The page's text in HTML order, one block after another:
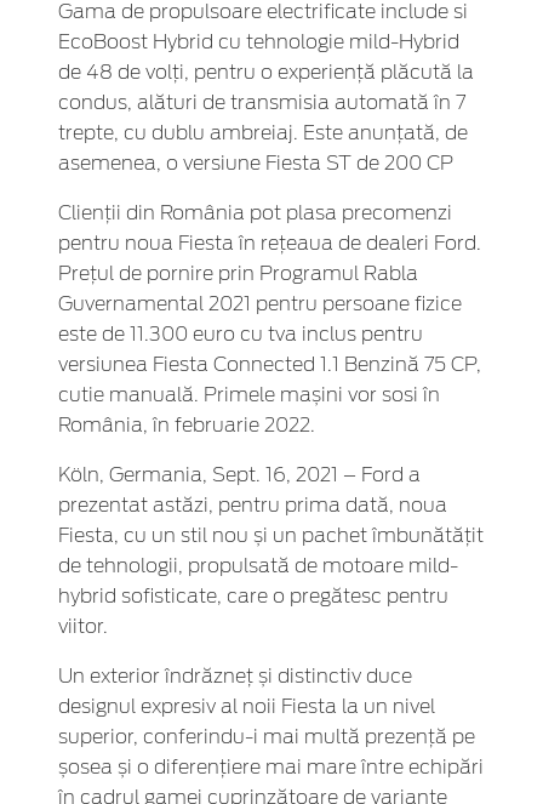
Gama de propulsoare electrificate include si
EcoBoost Hybrid cu tehnologie mild-Hybrid
de 48 de volți, pentru o experiență plăcută la
condus, alături de transmisia automată în 7
trepte, cu dublu ambreiaj. Este anunțată, de
asemenea, o versiune Fiesta ST de 200 CP
Clienții din România pot plasa precomenzi
pentru noua Fiesta în rețeaua de dealeri Ford.
Prețul de pornire prin Programul Rabla
Guvernamental 2021 pentru persoane fizice
este de 11.300 euro cu tva inclus pentru
versiunea Fiesta Connected 1.1 Benzină 75 CP,
cutie manuală. Primele mașini vor sosi în
România, în februarie 2022.
Köln, Germania, Sept. 16, 2021 – Ford a
prezentat astăzi, pentru prima dată, noua
Fiesta, cu un stil nou și un pachet îmbunătăţit
de tehnologii, propulsată de motoare mild-
hybrid sofisticate, care o pregătesc pentru
viitor.
Un exterior îndrăzneț și distinctiv duce
designul expresiv al noii Fiesta la un nivel
superior, conferindu-i mai multă prezență pe
șosea și o diferențiere mai mare între echipări
în cadrul gamei cuprinzătoare de variante